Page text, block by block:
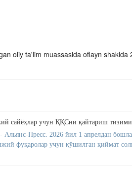
oliy ta'lim muassasida oflayn
сайёҳлар учун ҚҚСни қайтариш
Пресс. 2026 йил 1 апрелдан
фуқаролар учун қўшилган қиймат